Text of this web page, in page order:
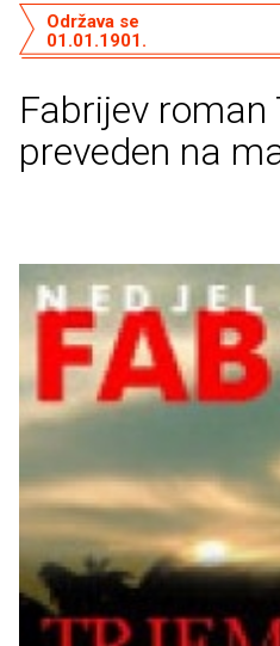
Fabrijev roman
preveden na
Održava se
01.01.1901.